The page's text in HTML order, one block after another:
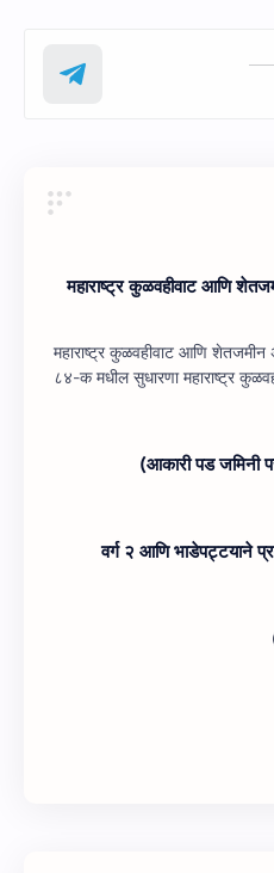
महाराष्‍ट्र कुळवहीवाट आणि
महाराष्‍ट्र कुळवहीवाट आणि शेतजमीन अधिनियम , १९४८, कलम ६३ व
८४-क मधील सुधारणा महाराष्‍ट्र कुळवहीवाट आणि शेतजमीन अधिनियम
वर्ग २ आणि भाडेपट्टयाने